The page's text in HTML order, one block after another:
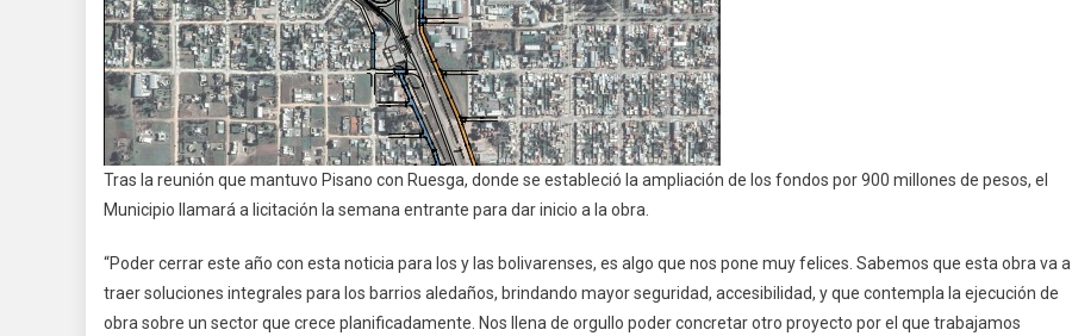
Tras la reunión que mantuvo Pisano con Ruesga, donde se estableció la ampliación de los fondos por 900 millones de pesos, el
Municipio llamará a licitación la semana entrante para dar inicio a la obra.
“Poder cerrar este año con esta noticia para los y las bolivarenses, es algo que nos pone muy felices. Sabemos que esta obra va a
traer soluciones integrales para los barrios aledaños, brindando mayor seguridad, accesibilidad, y que contempla la ejecución de
obra sobre un sector que crece planificadamente. Nos llena de orgullo poder concretar otro proyecto por el que trabajamos